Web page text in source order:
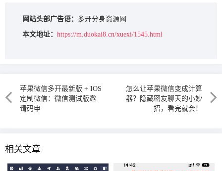
网站头部广告语： 多开分身资源网
本文地址： https://m.duokai8.cn/xuexi/1545.html
苹果微信多开最新版 + IOS
定制微信：微信测试版邀
请码申
怎么让苹果微信变成计算
器？隐藏密友聊天的小妙
招，看完就会！
相关文章